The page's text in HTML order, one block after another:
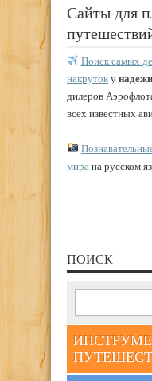
Сайты для
Поиск самых
накруток у
дилеров
всех известных
мира на русском
ПОИСК